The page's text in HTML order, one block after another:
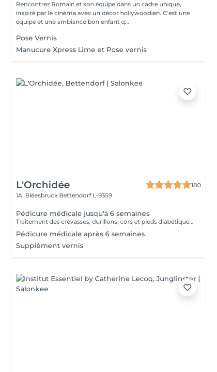
Rencontrez Romain et son équipe dans un cadre unique,
inspiré par le cinéma avec un décor hollywoodien. C'est une
équipe et une ambiance bon enfant q...
Pose Vernis
Manucure Xpress Lime et Pose vernis
L'Orchidée
180
1A, Bléesbruck Bettendorf L-9359
Pédicure médicale jusqu'à 6 semaines
Traitement des crevasses, durillons, cors et pieds diabétiques, correction des ongles incarnés. Les pieds sont les piliers du corps humain, prenons-en soin !
Pédicure médicale après 6 semaines
Supplément vernis